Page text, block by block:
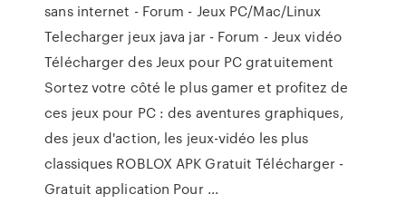
sans internet - Forum - Jeux PC/Mac/Linux
Telecharger jeux java jar - Forum - Jeux vidéo
Télécharger des Jeux pour PC gratuitement
Sortez votre côté le plus gamer et profitez de
ces jeux pour PC : des aventures graphiques,
des jeux d'action, les jeux-vidéo les plus
classiques ROBLOX APK Gratuit Télécharger -
Gratuit application Pour ...